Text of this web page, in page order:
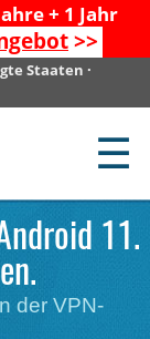
+ 1 Jahr
>>
Staaten ·
☰
11.
der VPN-